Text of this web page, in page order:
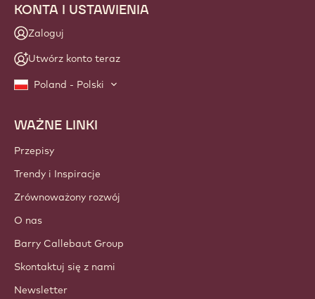
KONTA I USTAWIENIA
Zaloguj
Utwórz konto teraz
Poland - Polski
Footer
Callebaut
WAŻNE LINKI
Przepisy
Trendy i Inspiracje
Zrównoważony rozwój
O nas
Barry Callebaut Group
Skontaktuj się z nami
Newsletter